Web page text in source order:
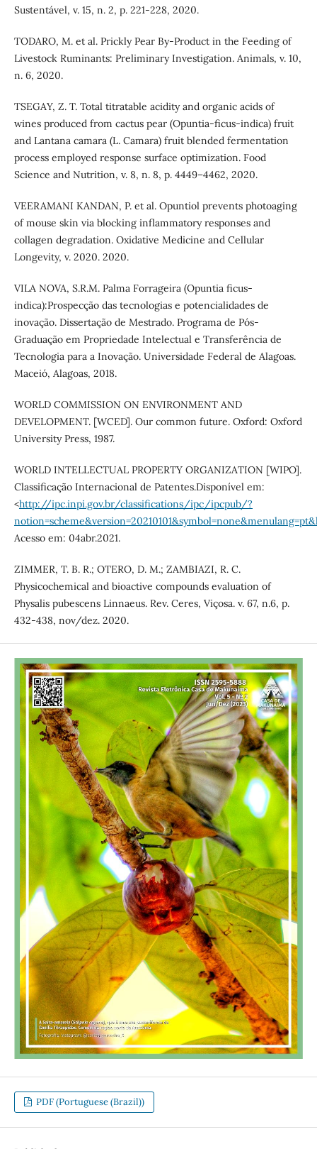
Sustentável, v. 15, n. 2, p. 221-228, 2020.
TODARO, M. et al. Prickly Pear By-Product in the Feeding of
Livestock Ruminants: Preliminary Investigation. Animals, v. 10,
n. 6, 2020.
TSEGAY, Z. T. Total titratable acidity and organic acids of
wines produced from cactus pear (Opuntia-ficus-indica) fruit
and Lantana camara (L. Camara) fruit blended fermentation
process employed response surface optimization. Food
Science and Nutrition, v. 8, n. 8, p. 4449–4462, 2020.
VEERAMANI KANDAN, P. et al. Opuntiol prevents photoaging
of mouse skin via blocking inflammatory responses and
collagen degradation. Oxidative Medicine and Cellular
Longevity, v. 2020. 2020.
VILA NOVA, S.R.M. Palma Forrageira (Opuntia ficus-
indica):Prospecção das tecnologias e potencialidades de
inovação. Dissertação de Mestrado. Programa de Pós-
Graduação em Propriedade Intelectual e Transferência de
Tecnologia para a Inovação. Universidade Federal de Alagoas.
Maceió, Alagoas, 2018.
WORLD COMMISSION ON ENVIRONMENT AND
DEVELOPMENT. [WCED]. Our common future. Oxford: Oxford
University Press, 1987.
WORLD INTELLECTUAL PROPERTY ORGANIZATION [WIPO].
Classificação Internacional de Patentes.Disponível em:
<http://ipc.inpi.gov.br/classifications/ipc/ipcpub/?
Acesso em: 04abr.2021.
ZIMMER, T. B. R.; OTERO, D. M.; ZAMBIAZI, R. C.
Physicochemical and bioactive compounds evaluation of
Physalis pubescens Linnaeus. Rev. Ceres, Viçosa. v. 67, n.6, p.
432-438, nov/dez. 2020.
PDF (Portuguese (Brazil))